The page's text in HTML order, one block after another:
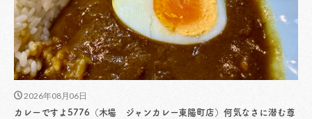
2026年08月06日
カレーですよ5776（木場 ジャンカレー東陽町店）何気なさに潜む尊